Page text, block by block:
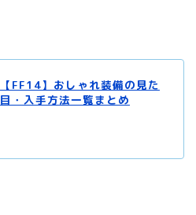
【FF14】おしゃれ装備の見た
目・入手方法一覧まとめ